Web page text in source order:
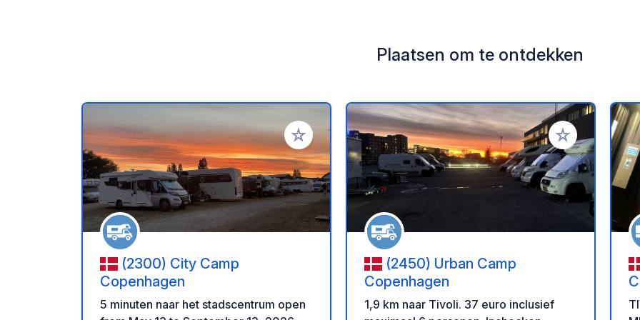
Plaatsen om te ontdekken
Voeg toe aan je favorieten
(2300) City Camp
Copenhagen
5 minuten naar het stadscentrum open
Voeg toe aan je
(2450) Urban Camp
Copenhagen
1,9 km naar Tivoli. 37 euro inclusief